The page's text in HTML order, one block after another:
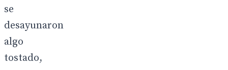
se
desayunaron
algo
tostado,